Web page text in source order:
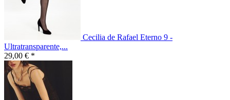
Cecilia de Rafael Eterno 9 -
Ultratransparente,...
29,00 € *